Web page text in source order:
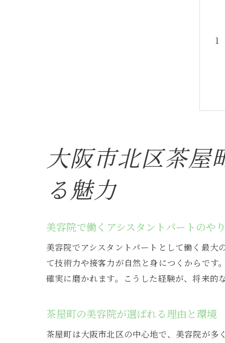
大阪市北区茶屋
る魅力
美容院で働くアシスタントパートのや
美容院でアシスタントパートとして働く最
て技術力や接客力が自然と身につくからで
確実に磨かれます。こうした経験が、将来的
茶屋町の美容院が選ばれる理由と環境
茶屋町は大阪市北区の中心地で、美容院が